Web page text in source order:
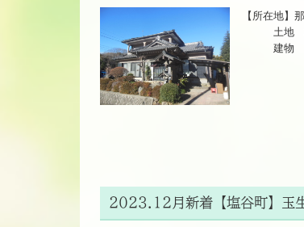
【所在地】
土地
建物
2023.12月新着【塩谷町】